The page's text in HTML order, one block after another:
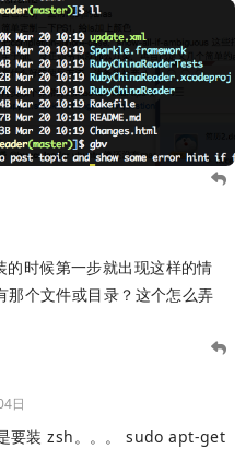
时候第一步就出现这样的情
个文件或目录？这个怎么弄
日
要装 zsh。。。 sudo apt-get